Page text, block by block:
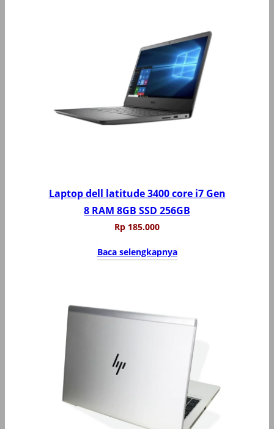
Laptop dell latitude 3400 core i7 Gen
8 RAM 8GB SSD 256GB
Rp 185.000
Baca selengkapnya